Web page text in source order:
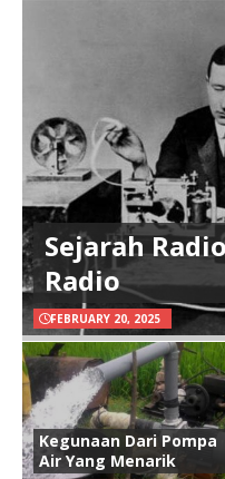
Sejarah
Radio
FEBRUARY 20, 2025
Kegunaan Dari Pompa
Air Yang Menarik